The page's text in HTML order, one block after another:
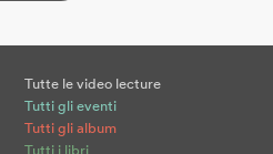
Tutte le video lecture
Tutti gli eventi
Tutti gli album
Tutti i libri